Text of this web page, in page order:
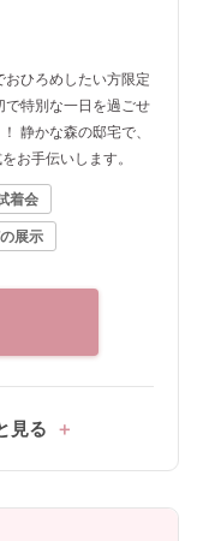
おひろめしたい方限定
特別な一日を過ごせ
静かな森の邸宅で、
お手伝いします。
着会
展示
見る